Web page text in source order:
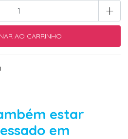
+
estar
em